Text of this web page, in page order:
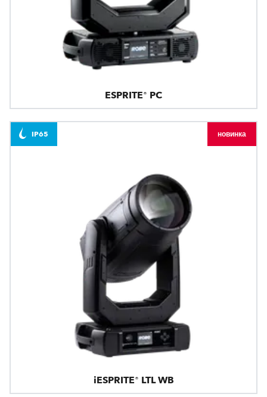
ESPRITE® PC
iESPRITE® LTL WB
IP65 новинка